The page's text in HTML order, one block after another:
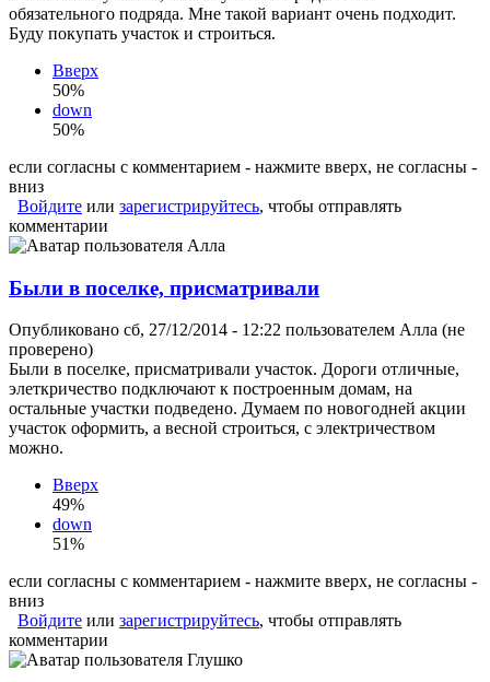
обязательного подряда. Мне такой вариант очень подходит.
Буду покупать участок и строиться.
Вверх
50%
down
50%
если согласны с комментарием - нажмите вверх, не согласны -
вниз
Войдите или зарегистрируйтесь, чтобы отправлять
комментарии
Были в поселке, присматривали
Опубликовано сб, 27/12/2014 - 12:22 пользователем Алла (не
проверено)
Были в поселке, присматривали участок. Дороги отличные,
элеткричество подключают к построенным домам, на
остальные участки подведено. Думаем по новогодней акции
участок оформить, а весной строиться, с электричеством
можно.
Вверх
49%
down
51%
если согласны с комментарием - нажмите вверх, не согласны -
вниз
Войдите или зарегистрируйтесь, чтобы отправлять
комментарии